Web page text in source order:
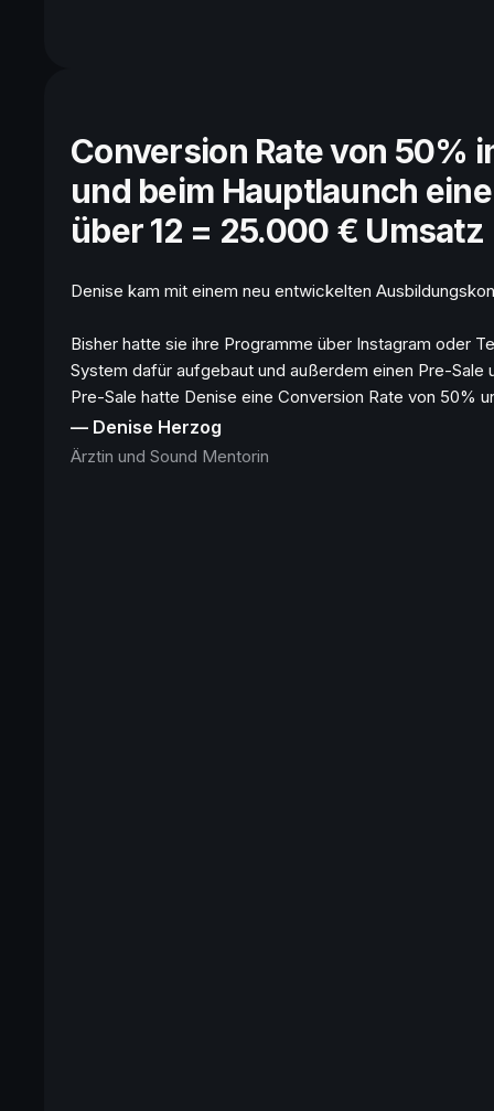
Conversion Rate von 50%
und beim Hauptlaunch
über 12 = 25.000 € Umsatz
Denise kam mit einem neu entwickelten
Bisher hatte sie ihre Programme über Instagram oder
System dafür aufgebaut und außerdem einen Pre-
Pre-Sale hatte Denise eine Conversion Rate von 50%
— Denise Herzog
Ärztin und Sound Mentorin